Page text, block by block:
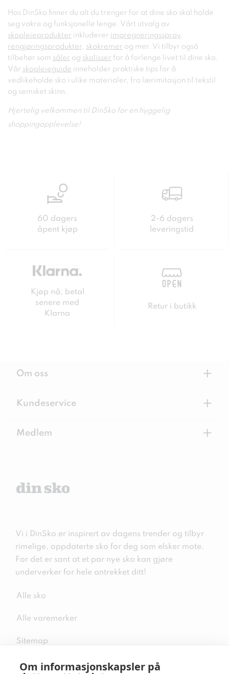
Om informasjonskapsler på
Hos DinSko finner du alt du trenger for at dine sko skal holde
seg vakre og funksjonelle lenge. Vårt utvalg av
skopleieprodukter inkluderer impregneringsspray,
rengjøringsprodukter, skokremer og mer. Vi tilbyr også
tilbehør som såler og skolisser for å forlenge livet til dine sko.
Vår skopleieguide inneholder praktiske tips for å
vedlikeholde sko i ulike materialer, fra lærimitasjon til tekstil
og semsket skinn.
Hjertelig velkommen til DinSko for en hyggelig
shoppingopplevelse!
60 dagers
åpent kjøp
2-6 dagers
leveringstid
Kjøp nå, betal
senere med
Klarna
Retur i butikk
Om oss +
Kundeservice +
Medlem +
Vi i DinSko er inspirert av dagens trender og tilbyr
rimelige, oppdaterte sko for deg som elsker mote.
For det er sant at et par nye sko kan gjøre
underverker for hele antrekket ditt!
Alle sko
Alle varemerker
Sitemap